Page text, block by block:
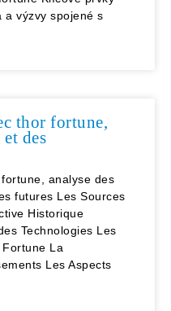
a výzvy spojené s
thor fortune,
des
analyse des
futures Les Sources
Historique
Technologies Les
La
Les Aspects